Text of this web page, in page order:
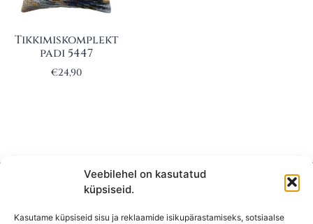
Veebilehel on kasutatud
küpsiseid.
Kasutame küpsiseid sisu ja reklaamide isikupärastamiseks, sotsiaalse
Tikkimiskomplekt
padi 5447
€24,90